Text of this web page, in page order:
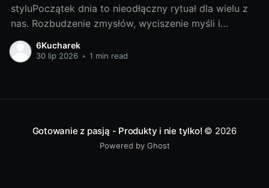
styluPoczątek dnia to nieodłączny rytuał dla wielu z
nas. Rozbudzenie zmysłów, wyciszenie myśli i
subtelne przygotowanie do kolejnych godzin pełnych
wyzwań. W tym porannym spektaklu, na pierwszy
6Kucharek
30 lip 2026 • 1 min read
Gotowanie z pasją - Produkty i nie tylko! © 2026
Powered by Ghost